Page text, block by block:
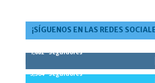
¡SÍGUENOS EN LAS REDES
1,882 Seguidores
5,564
Seguidores